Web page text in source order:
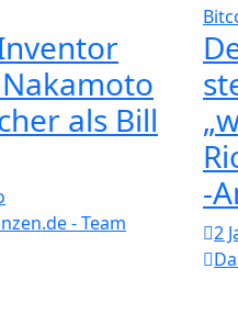
als Bill
- Team
-
2